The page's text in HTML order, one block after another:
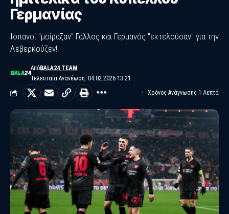
Γερμανίας
Ισπανοί "μοίραζαν" Γάλλος και Γερμανός "εκτελούσαν" για την
Λεβερκούζεν!
Τελευταία Ανανέωση: 04.02.2026 13:21
ΑπόBALA24 TEAM
Χρόνος Ανάγνωσης 1 Λεπτά